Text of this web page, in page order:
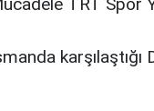
TRT Spor